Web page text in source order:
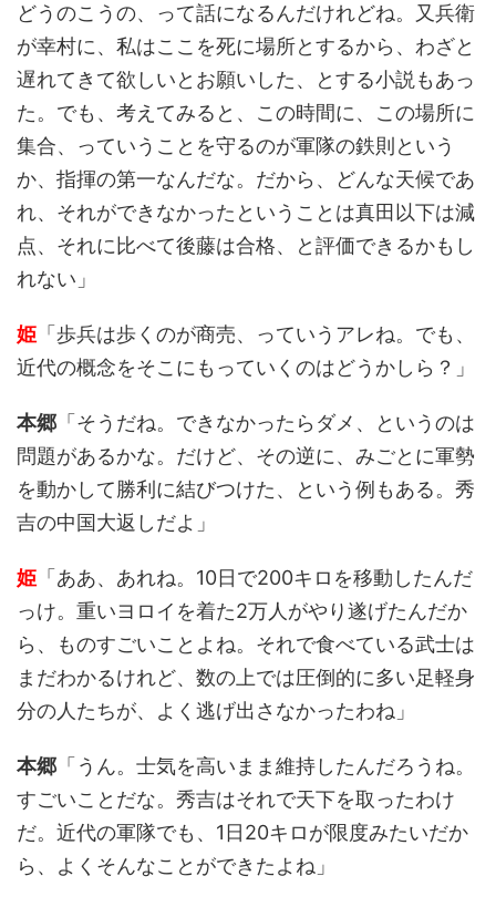
どうのこうの、って話になるんだけれどね。又兵衛
が幸村に、私はここを死に場所とするから、わざと
遅れてきて欲しいとお願いした、とする小説もあっ
た。でも、考えてみると、この時間に、この場所に
集合、っていうことを守るのが軍隊の鉄則という
か、指揮の第一なんだな。だから、どんな天候であ
れ、それができなかったということは真田以下は減
点、それに比べて後藤は合格、と評価できるかもし
れない」
姫 「歩兵は歩くのが商売、っていうアレね。でも、
近代の概念をそこにもっていくのはどうかしら？」
本郷 「そうだね。できなかったらダメ、というのは
問題があるかな。だけど、その逆に、みごとに軍勢
を動かして勝利に結びつけた、という例もある。秀
吉の中国大返しだよ」
姫 「ああ、あれね。10日で200キロを移動したんだ
っけ。重いヨロイを着た2万人がやり遂げたんだか
ら、ものすごいことよね。それで食べている武士は
まだわかるけれど、数の上では圧倒的に多い足軽身
分の人たちが、よく逃げ出さなかったわね」
本郷 「うん。士気を高いまま維持したんだろうね。
すごいことだな。秀吉はそれで天下を取ったわけ
だ。近代の軍隊でも、1日20キロが限度みたいだか
ら、よくそんなことができたよね」